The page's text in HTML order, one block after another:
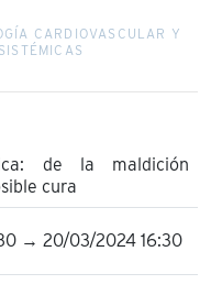
CARDIOVASCULAR Y
de la maldición
cura
→ 20/03/2024 16:30